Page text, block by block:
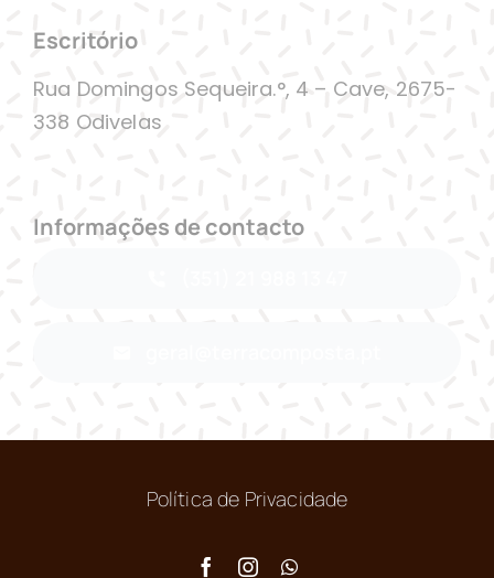
Escritório
Rua Domingos Sequeira.°, 4 – Cave, 2675-
338 Odivelas
Informações de contacto
Política de Privacidade